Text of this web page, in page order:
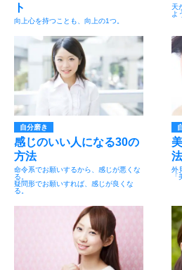
ト
向上心を持つことも、向上の1つ。
天
よ
自分磨き
感じのいい人になる30の
方法
命令系でお願いするから、感じが悪くな
る。
疑問形でお願いすれば、感じが良くな
る。
法
外